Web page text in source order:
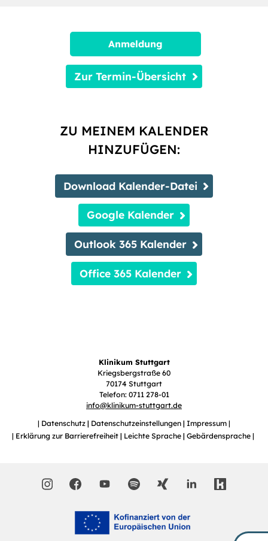
Anmeldung
Zur Termin-Übersicht
ZU MEINEM KALENDER
HINZUFÜGEN:
Download Kalender-Datei
Google Kalender
Outlook 365 Kalender
Office 365 Kalender
Klinikum Stuttgart
Kriegsbergstraße 60
70174 Stuttgart
Telefon: 0711 278-01
info@klinikum-stuttgart.de
Datenschutz
Datenschutzeinstellungen
Impressum
Erklärung zur Barrierefreiheit
Leichte Sprache Gebärdensprache